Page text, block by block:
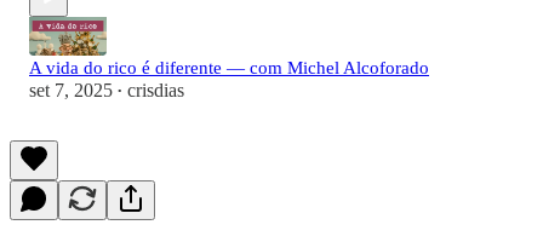
A vida do rico é diferente — com Michel Alcoforado
set 7, 2025 • crisdias